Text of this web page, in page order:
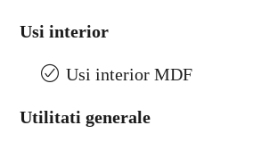
Usi interior
Usi interior MDF
Utilitati generale